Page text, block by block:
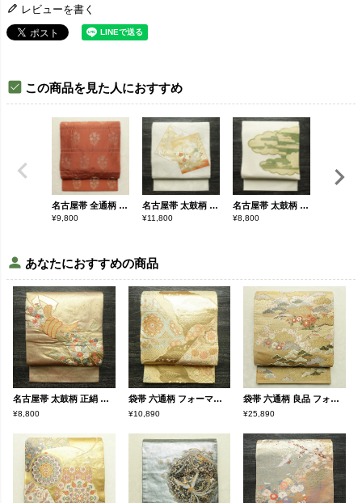
レビューを書く
この商品を見た人におすすめ
名古屋帯 全通柄 正絹 花柄 名古屋仕立て なごや帯 リサイクル帯 帯 金糸 橙
¥9,800
名古屋帯 太鼓柄 良品 正絹 木の葉・植物柄 名古屋仕立て なごや帯 リサイクル帯 帯 箔 金彩 金糸 銀糸 菊 白
¥11,800
名古屋帯 太鼓柄 金駒刺繍 正絹 雲柄 名古屋仕立て なごや帯 リサイクル帯 帯 箔 白
¥8,800
あなたにおすすめの商品
名古屋帯 太鼓柄 正絹 古典柄 名古屋仕立て なごや帯 リサイクル帯 熨斗目 帯 箔 金糸 金・銀
¥8,800
袋帯 六通柄 フォーマル用 正絹 幾何学柄・抽象柄 箔 帯 黄・黄土色
¥10,890
袋帯 六通柄 良品 フォーマル用 正絹 古典柄 金糸 帯 松 黄・黄土色
¥25,890